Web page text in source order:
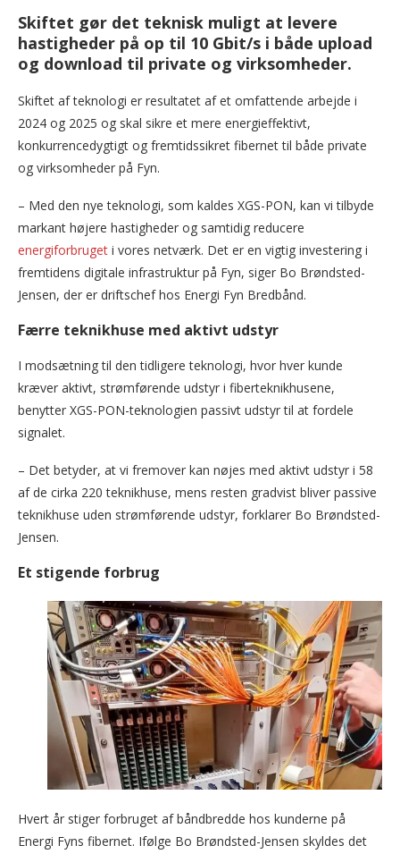
Skiftet gør det teknisk muligt at levere
hastigheder på op til 10 Gbit/s i både upload
og download til private og virksomheder.
Skiftet af teknologi er resultatet af et omfattende arbejde i
2024 og 2025 og skal sikre et mere energieffektivt,
konkurrencedygtigt og fremtidssikret fibernet til både private
og virksomheder på Fyn.
– Med den nye teknologi, som kaldes XGS-PON, kan vi tilbyde
markant højere hastigheder og samtidig reducere
energiforbruget i vores netværk. Det er en vigtig investering i
fremtidens digitale infrastruktur på Fyn, siger Bo Brøndsted-
Jensen, der er driftschef hos Energi Fyn Bredbånd.
Færre teknikhuse med aktivt udstyr
I modsætning til den tidligere teknologi, hvor hver kunde
kræver aktivt, strømførende udstyr i fiberteknikhusene,
benytter XGS-PON-teknologien passivt udstyr til at fordele
signalet.
– Det betyder, at vi fremover kan nøjes med aktivt udstyr i 58
af de cirka 220 teknikhuse, mens resten gradvist bliver passive
teknikhuse uden strømførende udstyr, forklarer Bo Brøndsted-
Jensen.
Et stigende forbrug
Hvert år stiger forbruget af båndbredde hos kunderne på
Energi Fyns fibernet. Ifølge Bo Brøndsted-Jensen skyldes det